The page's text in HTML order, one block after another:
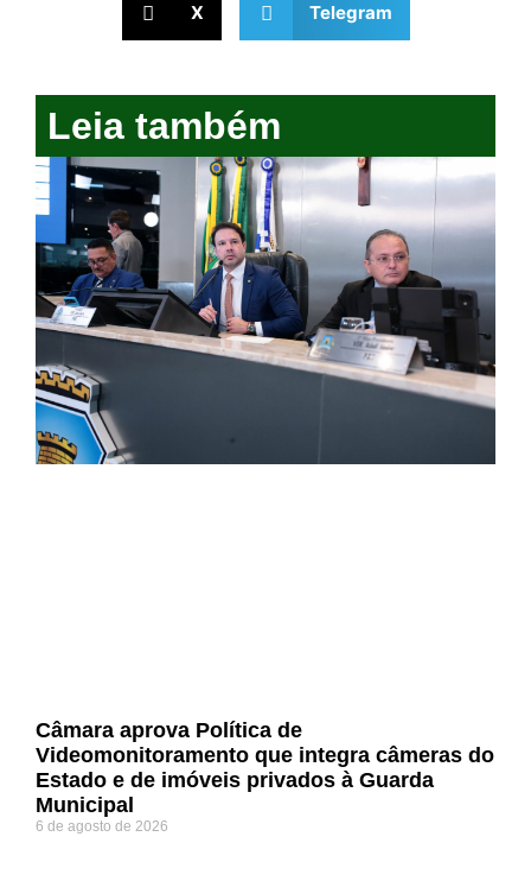
X Telegram
Leia também
Câmara aprova Política de
Videomonitoramento que integra câmeras do
Estado e de imóveis privados à Guarda
Municipal
6 de agosto de 2026